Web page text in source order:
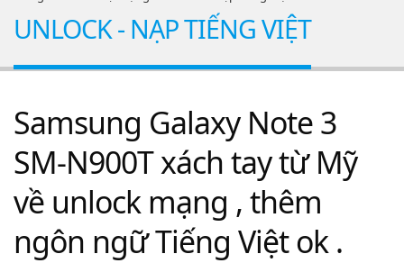
UNLOCK - NẠP TIẾNG VIỆT
Samsung Galaxy Note 3
SM-N900T xách tay từ Mỹ
về unlock mạng , thêm
ngôn ngữ Tiếng Việt ok .